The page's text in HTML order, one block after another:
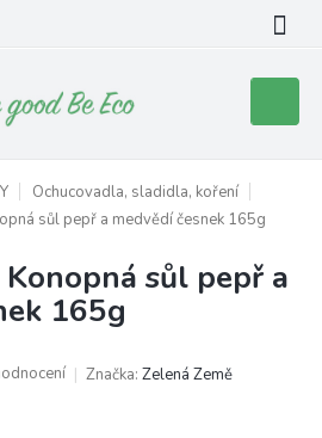
košík
Ochucovadla, sladidla, koření
sůl pepř a medvědí česnek 165g
sůl pepř a
165g
Značka: Zelená Země